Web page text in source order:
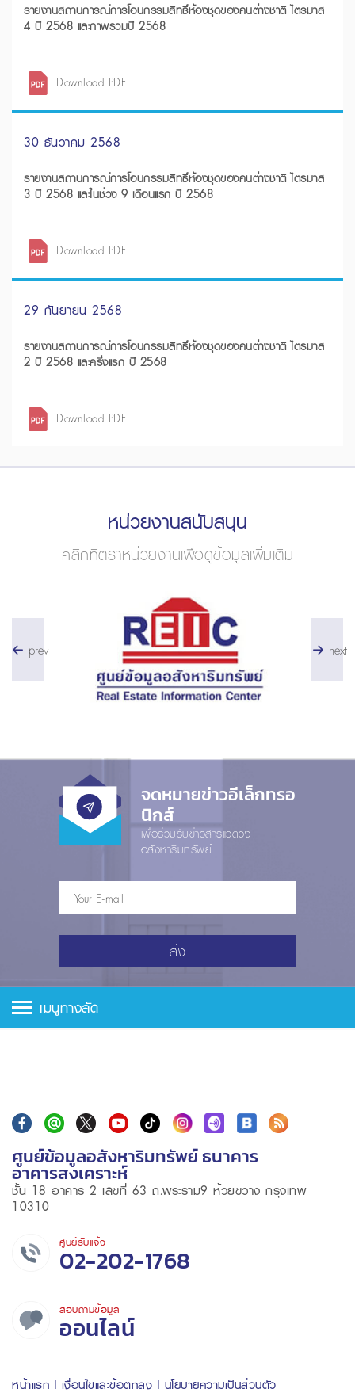
รายงานสถานการณ์การโอนกรรมสิทธิ์ห้องชุดของคนต่างชาติ ไตรมาส
4 ปี 2568 และภาพรวมปี 2568
Download PDF
30 ธันวาคม 2568
รายงานสถานการณ์การโอนกรรมสิทธิ์ห้องชุดของคนต่างชาติ ไตรมาส
3 ปี 2568 และในช่วง 9 เดือนแรก ปี 2568
Download PDF
29 กันยายน 2568
รายงานสถานการณ์การโอนกรรมสิทธิ์ห้องชุดของคนต่างชาติ ไตรมาส
2 ปี 2568 และครึ่งแรก ปี 2568
Download PDF
หน่วยงานสนับสนุน
คลิกที่ตราหน่วยงานเพื่อดูข้อมูลเพิ่มเติม
prev next
จดหมายข่าวอีเล็กทรอ
นิกส์
เพื่อร่วมรับข่าวสารแวดวง
อสังหาริมทรัพย์
ส่ง
เมนูทางลัด
ศูนย์ข้อมูลอสังหาริมทรัพย์ ธนาคาร
อาคารสงเคราะห์
ชั้น 18 อาคาร 2 เลขที่ 63 ถ.พระราม9 ห้วยขวาง กรุงเทพ
10310
ศูนย์รับแจ้ง
02-202-1768
สอบถามข้อมูล
ออนไลน์
หน้าแรก เงื่อนไขและข้อตกลง นโยบายความเป็นส่วนตัว